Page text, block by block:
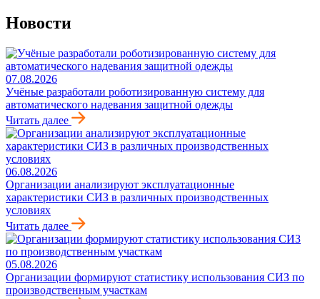
Новости
07.08.2026
Учёные разработали роботизированную систему для
автоматического надевания защитной одежды
Читать далее
06.08.2026
Организации анализируют эксплуатационные
характеристики СИЗ в различных производственных
условиях
Читать далее
05.08.2026
Организации формируют статистику использования СИЗ по
производственным участкам